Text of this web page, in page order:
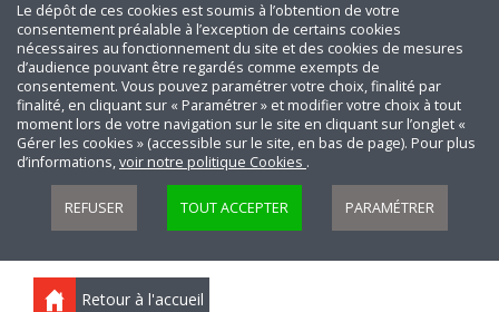
Le dépôt de ces cookies est soumis à l’obtention de votre
consentement préalable à l’exception de certains cookies
nécessaires au fonctionnement du site et des cookies de mesures
d’audience pouvant être regardés comme exempts de
consentement. Vous pouvez paramétrer votre choix, finalité par
finalité, en cliquant sur « Paramétrer » et modifier votre choix à tout
moment lors de votre navigation sur le site en cliquant sur l’onglet «
Gérer les cookies » (accessible sur le site, en bas de page). Pour plus
d’informations,voir notre politique Cookies .
REFUSER TOUT ACCEPTER PARAMÉTRER
Retour à l'accueil